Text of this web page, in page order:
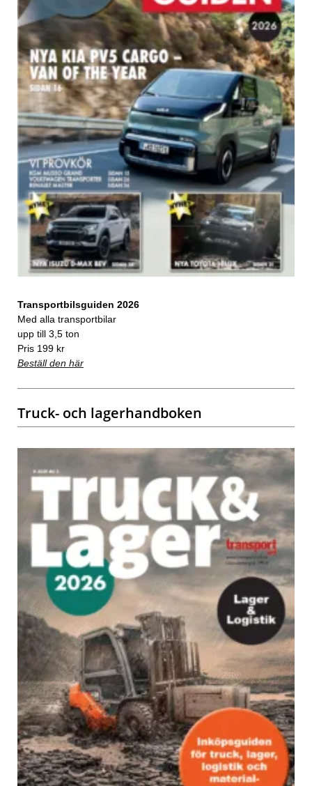
Transportbilsguiden 2026
Med alla transportbilar
upp till 3,5 ton
Pris 199 kr
Beställ den här
Truck- och lagerhandboken